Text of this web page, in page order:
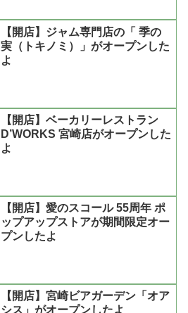
【開店】ジャム専門店の「 季の
実（トキノミ）」がオープンした
よ
【開店】ベーカリーレストラン
D’WORKS 宮崎店がオープンした
よ
【開店】愛のスコール 55周年 ポ
ップアップストアが期間限定オー
プンしたよ
【開店】宮崎ビアガーデン「オア
シス」がオープンしたよ